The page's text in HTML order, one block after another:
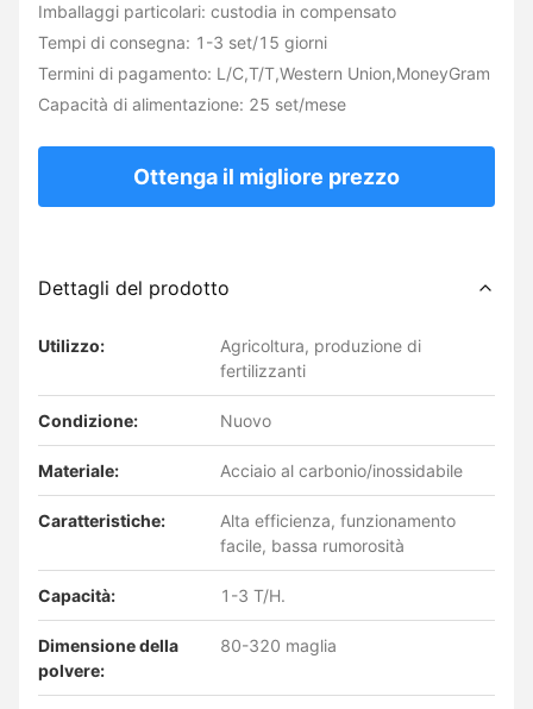
Imballaggi particolari: custodia in compensato
Tempi di consegna: 1-3 set/15 giorni
Termini di pagamento: L/C,T/T,Western Union,MoneyGram
Capacità di alimentazione: 25 set/mese
Ottenga il migliore prezzo
Dettagli del prodotto
Utilizzo:
Agricoltura, produzione di
fertilizzanti
Condizione: Nuovo
Materiale: Acciaio al carbonio/inossidabile
Caratteristiche:
Alta efficienza, funzionamento
facile, bassa rumorosità
Capacità: 1-3 T/H.
Dimensione della
polvere:
80-320 maglia